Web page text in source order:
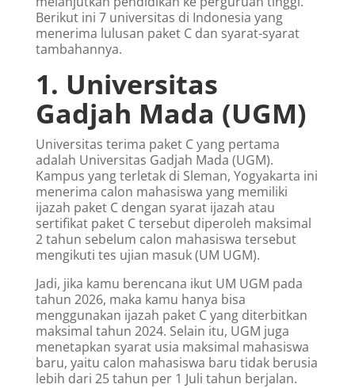
Berikut ini 7 universitas di Indonesia yang
menerima lulusan paket C dan syarat-syarat
tambahannya.
1. Universitas
Gadjah Mada (UGM)
Universitas terima paket C yang pertama
adalah Universitas Gadjah Mada (UGM).
Kampus yang terletak di Sleman, Yogyakarta ini
menerima calon mahasiswa yang memiliki
ijazah paket C dengan syarat ijazah atau
sertifikat paket C tersebut diperoleh maksimal
2 tahun sebelum calon mahasiswa tersebut
mengikuti tes ujian masuk (UM UGM).
Jadi, jika kamu berencana ikut UM UGM pada
tahun 2026, maka kamu hanya bisa
menggunakan ijazah paket C yang diterbitkan
maksimal tahun 2024. Selain itu, UGM juga
menetapkan syarat usia maksimal mahasiswa
baru, yaitu calon mahasiswa baru tidak berusia
lebih dari 25 tahun per 1 Juli tahun berjalan.